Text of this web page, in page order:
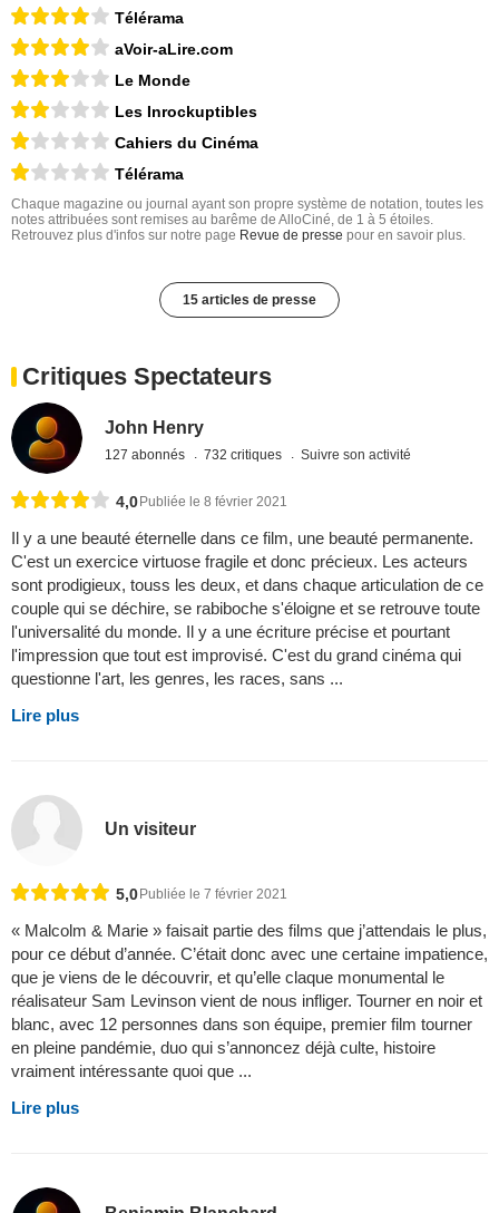
Télérama
aVoir-aLire.com
Le Monde
Les Inrockuptibles
Cahiers du Cinéma
Télérama
Chaque magazine ou journal ayant son propre système de notation, toutes les
notes attribuées sont remises au barême de AlloCiné, de 1 à 5 étoiles.
Retrouvez plus d'infos sur notre page Revue de presse pour en savoir plus.
15 articles de presse
Critiques Spectateurs
John Henry
127 abonnés 732 critiques Suivre son activité
4,0 Publiée le 8 février 2021
Il y a une beauté éternelle dans ce film, une beauté permanente.
C'est un exercice virtuose fragile et donc précieux. Les acteurs
sont prodigieux, touss les deux, et dans chaque articulation de ce
couple qui se déchire, se rabiboche s'éloigne et se retrouve toute
l'universalité du monde. Il y a une écriture précise et pourtant
l'impression que tout est improvisé. C'est du grand cinéma qui
questionne l'art, les genres, les races, sans ...
Lire plus
Un visiteur
5,0 Publiée le 7 février 2021
« Malcolm & Marie » faisait partie des films que j’attendais le plus,
pour ce début d’année. C’était donc avec une certaine impatience,
que je viens de le découvrir, et qu’elle claque monumental le
réalisateur Sam Levinson vient de nous infliger. Tourner en noir et
blanc, avec 12 personnes dans son équipe, premier film tourner
en pleine pandémie, duo qui s’annoncez déjà culte, histoire
vraiment intéressante quoi que ...
Lire plus